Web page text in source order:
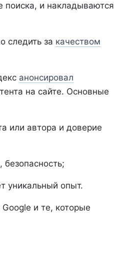
поиска, и накладываются
следить за качеством
анонсировал
на сайте. Основные
или автора и доверие
уникальный опыт.
Google и те, которые